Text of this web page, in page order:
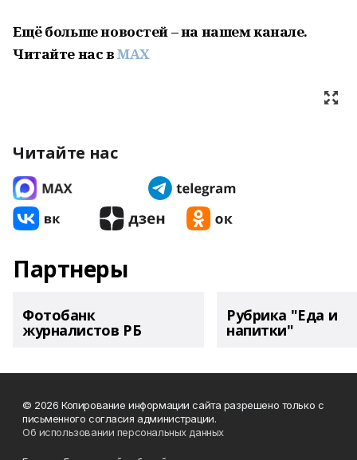
Ещё больше новостей – на нашем канале.
Читайте нас вMAX
Читайте нас
Партнеры
Фотобанк
журналистов РБ
Рубрика "Еда и
напитки"
© 2026 Копирование информации сайта разрешено только с
письменного согласия администрации.
Об использовании персональных данных